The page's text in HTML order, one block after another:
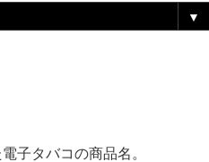
▼
子タバコの商品名。